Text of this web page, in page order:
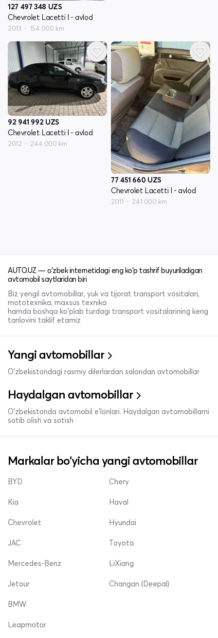
127 497 348 UZS
Chevrolet Lacetti I - avlod
2013 154 000 km
92 941 992 UZS
Chevrolet Lacetti I - avlod
2012 244 000 km
77 451 660 UZS
Chevrolet Lacetti I - avlod
2011 241 000 km
AUTO.UZ — o'zbek internetidagi eng ko'p tashrif buyuriladigan
avtomobil saytlaridan biri
Biz yengil avtomobillar, yuk va tijorat transport vositalari,
mototexnika, maxsus texnika
hamda boshqa ko'plab turdagi transport vositalarining keng
tanlovini taklif etamiz
Yangi avtomobillar
O'zbekistondagi rasmiy dilerlardan salondan avtomobillar
Haydalgan avtomobillar
O'zbekistonda avtomobil e’lonlari. Haydalgan avtomobillarni
sotib olish va sotish
Markalar bo'yicha yangi avtomobillar
BYD
Kia
Chevrolet
Chery
Haval
Hyundai
JAC
Mercedes-Benz
Jetour
Toyota
LiXiang
Changan (Deepal)
BMW
Leapmotor